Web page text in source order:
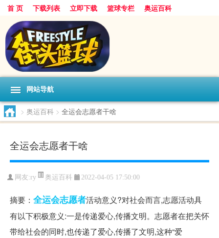
首 页 下载列表 立即下载 篮球专栏 奥运百科
网站导航
> 奥运百科 > 全运会志愿者干啥
全运会志愿者干啥
网友:ry 奥运百科 2022-04-05 17:50:00
摘要： 全运会志愿者活动意义?对社会而言,志愿活动具
有以下积极意义:一是传递爱心,传播文明。志愿者在把关怀
带给社会的同时,也传递了爱心,传播了文明,这种“爱